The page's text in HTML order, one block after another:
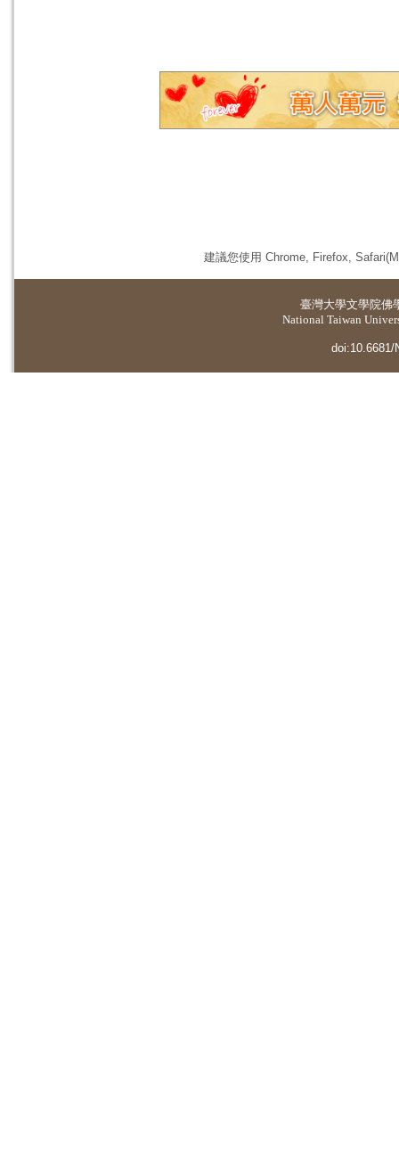
建議您使用 Chrome, Firefox,
臺灣大學文學院佛
National Taiwan
doi:10.6681/